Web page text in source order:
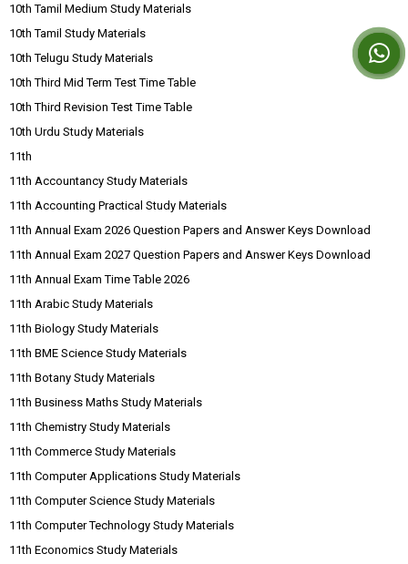
10th Tamil Medium Study Materials
10th Tamil Study Materials
10th Telugu Study Materials
10th Third Mid Term Test Time Table
10th Third Revision Test Time Table
10th Urdu Study Materials
11th
11th Accountancy Study Materials
11th Accounting Practical Study Materials
11th Annual Exam 2026 Question Papers and Answer Keys Download
11th Annual Exam 2027 Question Papers and Answer Keys Download
11th Annual Exam Time Table 2026
11th Arabic Study Materials
11th Biology Study Materials
11th BME Science Study Materials
11th Botany Study Materials
11th Business Maths Study Materials
11th Chemistry Study Materials
11th Commerce Study Materials
11th Computer Applications Study Materials
11th Computer Science Study Materials
11th Computer Technology Study Materials
11th Economics Study Materials